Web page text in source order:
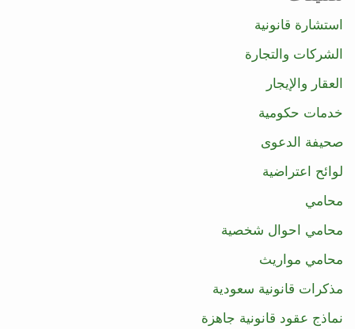
استشارة قانونية
الشركات والتجارة
العقار والإيجار
خدمات حكومية
صحيفة الدعوى
لوائح اعتراضية
محامي
محامي احوال شخصية
محامي مواريث
مذكرات قانونية سعودية
نماذج عقود قانونية جاهزة